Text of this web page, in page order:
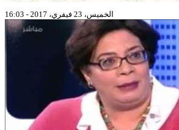
الخميس، 23 فيفري، 2017 - 16:03